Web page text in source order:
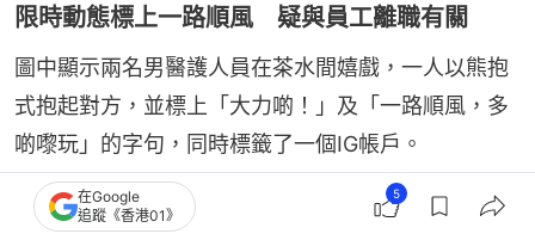
限時動態標上一路順風 疑與員工離職有關
圖中顯示兩名男醫護人員在茶水間嬉戲，一人以熊抱
式抱起對方，並標上「大力啲！」及「一路順風，多
啲嚟玩」的字句，同時標籤了一個IG帳戶。
拍攝地點疑似是醫院的茶水間，手推車上放有多瓶水
在Google
追蹤《香港01》
5